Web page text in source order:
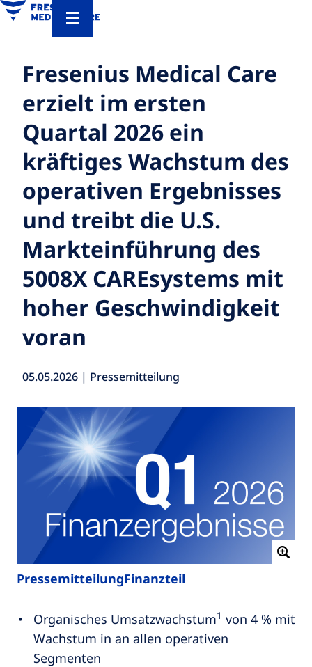
Fresenius Medical Care
erzielt im ersten
Quartal 2026 ein
kräftiges Wachstum des
operativen Ergebnisses
und treibt die U.S.
Markteinführung des
5008X CAREsystems mit
hoher Geschwindigkeit
voran
05.05.2026 | Pressemitteilung
PressemitteilungFinanzteil
Organisches Umsatzwachstum1 von 4 % mit
Wachstum in an allen operativen
Segmenten